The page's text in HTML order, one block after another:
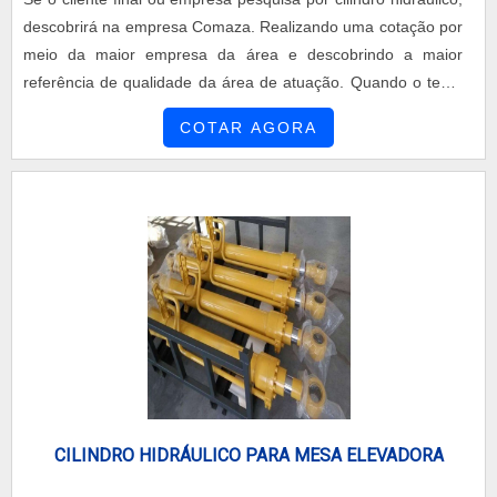
descobrirá na empresa Comaza. Realizando uma cotação por
meio da maior empresa da área e descobrindo a maior
referência de qualidade da área de atuação. Quando o tema
é cilindro hidráulico, com os profissionais da Comaza o cliente
encontrará precisão com soluções para problemas
uma estrutura com escritório de alta qualidade onde são
realizadas as atividades e estrutura suficiente para atender
todas as demandas, tudo isso para oferecer cilindro hidráulico
com proteção. Há muitas maneiras eficientes de demonstrar
competência e excelência em sua área de atuação. A
Comaza se mostra referência por ter Personalização de seus
produtos de acordo com a necessidade do cliente Equipe
altamente capacitada; Profissionais dedicados a entregar
resultados com excelência.Sem perder o foco em cilindro
COTAR AGORA
CILINDRO HIDRÁULICO PARA MESA ELEVADORA